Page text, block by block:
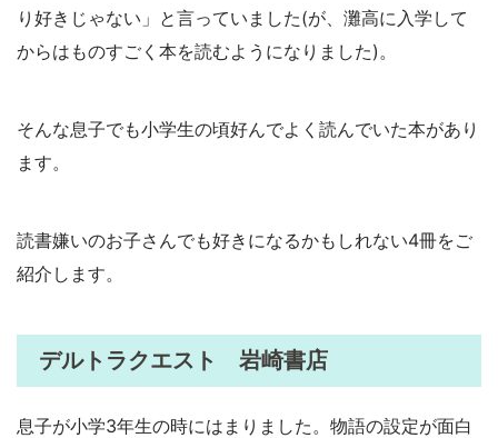
り好きじゃない」と言っていました(が、灘高に入学して
からはものすごく本を読むようになりました)。
そんな息子でも小学生の頃好んでよく読んでいた本があり
ます。
読書嫌いのお子さんでも好きになるかもしれない4冊をご
紹介します。
デルトラクエスト 岩崎書店
息子が小学3年生の時にはまりました。物語の設定が面白